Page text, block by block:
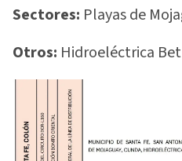
Sectores: Playas de
Otros: Hidroeléctrica